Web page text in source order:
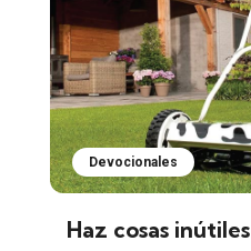
Devocionales
Haz cosas inútiles